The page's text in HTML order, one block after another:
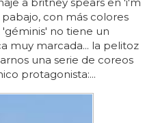
con más colores
no tiene un
muy marcada... la pelitoz
una serie de coreos
protagonista:...